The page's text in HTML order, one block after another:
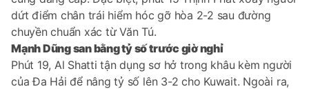
dứt điểm chân trái hiểm hóc gỡ hòa 2-2 sau đường
chuyền chuẩn xác từ Văn Tú.
Mạnh Dũng san bằng tỷ số trước giờ nghỉ
Phút 19, Al Shatti tận dụng sơ hở trong khâu kèm người
của Đa Hải để nâng tỷ số lên 3-2 cho Kuwait. Ngoài ra,